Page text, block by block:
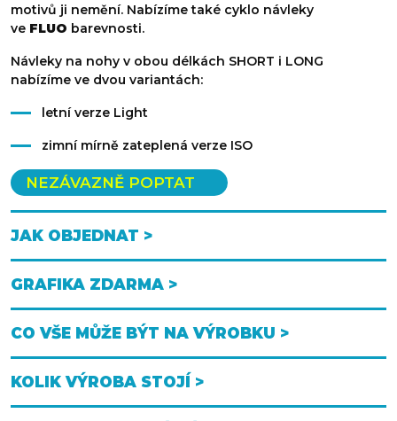
motivů ji nemění. Nabízíme také cyklo návleky
ve FLUO barevnosti.
Návleky na nohy v obou délkách SHORT i LONG
nabízíme ve dvou variantách:
letní verze Light
zimní mírně zateplená verze ISO
NEZÁVAZNĚ POPTAT
JAK OBJEDNAT >
GRAFIKA ZDARMA >
CO VŠE MŮŽE BÝT NA VÝROBKU >
KOLIK VÝROBA STOJÍ >